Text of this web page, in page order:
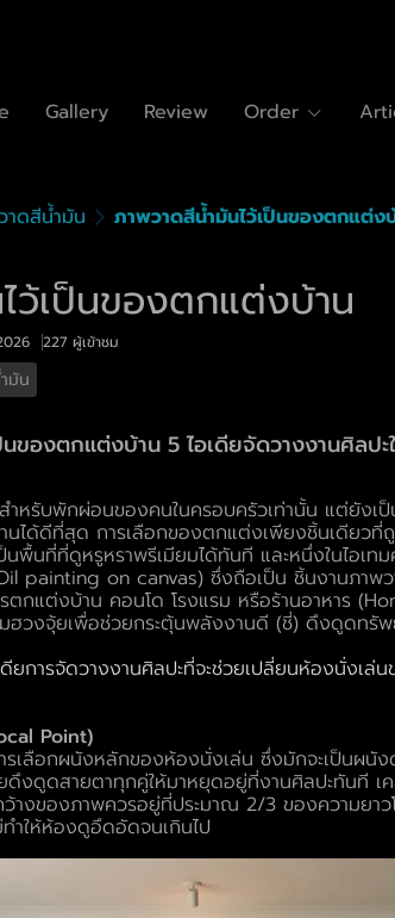
Gallery Review Order
าดสีน้ำมัน ภาพวาดสีน้ำมันไว้เป็นของตกแต่ง
ว้เป็นของตกแต่งบ้าน
227 ผู้เข้าชม
มัน
ของตกแต่งบ้าน 5 ไอเดียจัดวางงานศิลปะ
ำหรับพักผ่อนของคนในครอบครัวเท่านั้น แต่ยังเ
นได้ดีที่สุด การเลือกของตกแต่งเพียงชิ้นเดียวที่
นพื้นที่ที่ดูหรูหราพรีเมียมได้ทันที และหนึ่งในไอเ
painting on canvas) ซึ่งถือเป็น ชิ้นงานภาพ
กแต่งบ้าน คอนโด โรงแรม หรือร้านอาหาร
ฮวงจุ้ยเพื่อช่วยกระตุ้นพลังงานดี (ชี่) ดึงดูดทรัพ
ยการจัดวางงานศิลปะที่จะช่วยเปลี่ยนห้องนั่งเล่
Point)
เลือกผนังหลักของห้องนั่งเล่น ซึ่งมักจะเป็นผนั
ดึงดูดสายตาทุกคู่ให้มาหยุดอยู่ที่งานศิลปะทันที
างของภาพควรอยู่ที่ประมาณ 2/3 ของความยา
ำให้ห้องดูอึดอัดจนเกินไป